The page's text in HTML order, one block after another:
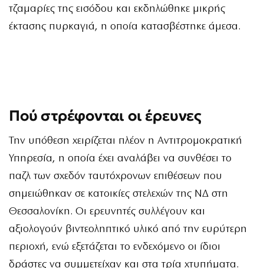
τζαμαρίες της εισόδου και εκδηλώθηκε μικρής
έκτασης πυρκαγιά, η οποία κατασβέστηκε άμεσα.
Πού στρέφονται οι έρευνες
Την υπόθεση χειρίζεται πλέον η Αντιτρομοκρατική
Υπηρεσία, η οποία έχει αναλάβει να συνθέσει το
παζλ των σχεδόν ταυτόχρονων επιθέσεων που
σημειώθηκαν σε κατοικίες στελεχών της ΝΔ στη
Θεσσαλονίκη. Οι ερευνητές συλλέγουν και
αξιολογούν βιντεοληπτικό υλικό από την ευρύτερη
περιοχή, ενώ εξετάζεται το ενδεχόμενο οι ίδιοι
δράστες να συμμετείχαν και στα τρία χτυπήματα.